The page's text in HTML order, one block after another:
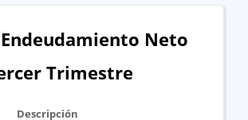
Endeudamiento Neto
Trimestre
Descripción